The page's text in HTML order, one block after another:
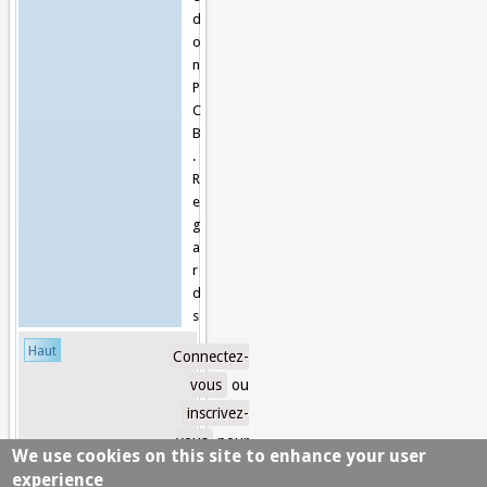
d
o
n
P
C
B
.
R
e
g
a
r
d
s
Haut
Connectez-
vous ou
inscrivez-
vous pour
We use cookies on this site to enhance your user
experience